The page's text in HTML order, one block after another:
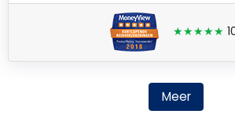
★★★★★
Meer